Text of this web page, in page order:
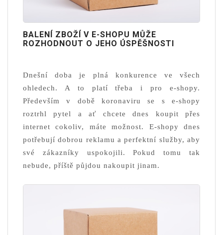
BALENÍ ZBOŽÍ V E-SHOPU MŮŽE
ROZHODNOUT O JEHO ÚSPĚŠNOSTI
Dnešní doba je plná konkurence ve všech
ohledech. A to platí třeba i pro e-shopy.
Především v době koronaviru se s e-shopy
roztrhl pytel a ať chcete dnes koupit přes
internet cokoliv, máte možnost. E-shopy dnes
potřebují dobrou reklamu a perfektní služby, aby
své zákazníky uspokojili. Pokud tomu tak
nebude, příště půjdou nakoupit jinam.